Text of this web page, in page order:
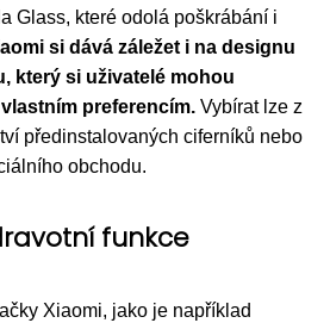
Glass, které odolá poškrábání i
si dává záležet i na designu
který si uživatelé mohou
preferencím. Vybírat lze z
předinstalovaných ciferníků nebo
obchodu.
funkce
Xiaomi, jako je například